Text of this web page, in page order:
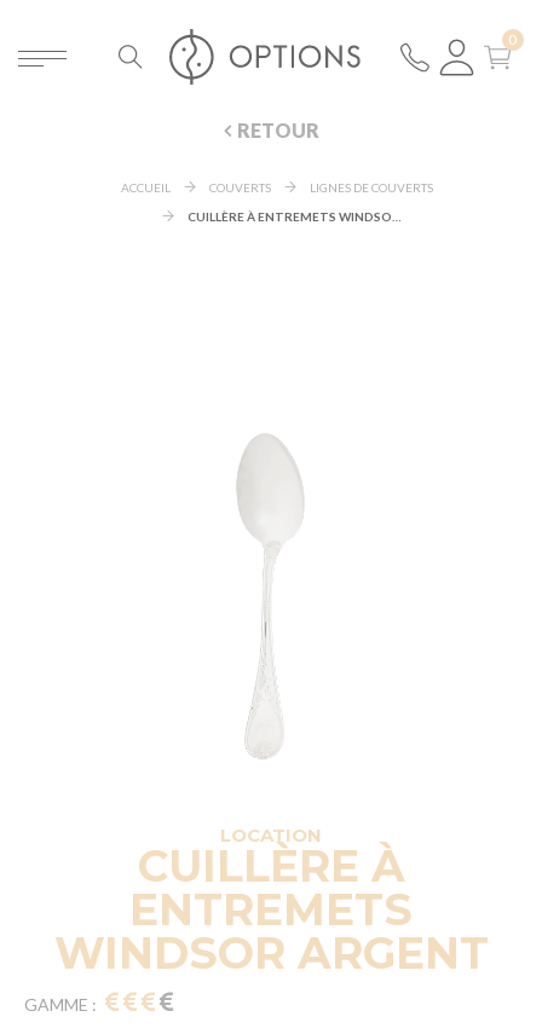
RETOUR
ACCUEIL COUVERTS
LIGNES DE COUVERTS
LOCATION
CUILLÈRE À
ENTREMETS
WINDSOR ARGENT
GAMME :